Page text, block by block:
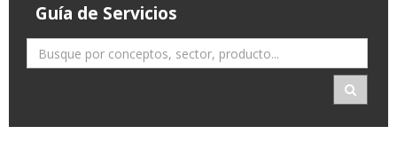
Guía de Servicios